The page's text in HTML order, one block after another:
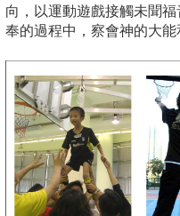
向，以運動遊戲接觸未聞
奉的過程中，察會神的大